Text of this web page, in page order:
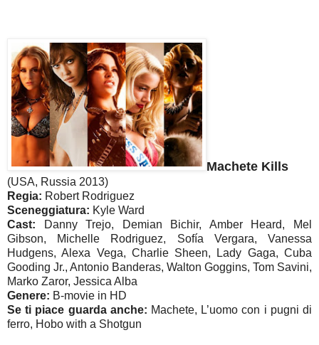
Machete Kills
(USA, Russia 2013)
Regia: Robert Rodriguez
Sceneggiatura: Kyle Ward
Cast:
Danny Trejo, Demian Bichir, Amber Heard, Mel
Gibson, Michelle Rodriguez, Sofía Vergara, Vanessa
Hudgens, Alexa Vega, Charlie Sheen, Lady Gaga, Cuba
Gooding Jr., Antonio Banderas, Walton Goggins, Tom Savini,
Marko Zaror, Jessica Alba
Genere: B-movie in HD
Se ti piace guarda anche: Machete, L’uomo con i pugni di
ferro, Hobo with a Shotgun